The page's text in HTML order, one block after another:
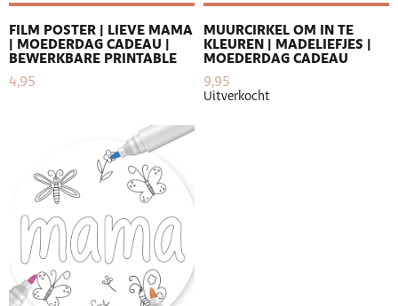
FILM POSTER | LIEVE MAMA
| MOEDERDAG CADEAU |
BEWERKBARE PRINTABLE
4,95
MUURCIRKEL OM IN TE
KLEUREN | MADELIEFJES |
MOEDERDAG CADEAU
9,95
Uitverkocht